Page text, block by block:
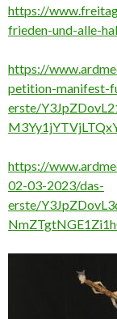
https://
frieden-und-alle-
https://
petition-manifest-
erste/
https://
02-03-2023/das-
erste/